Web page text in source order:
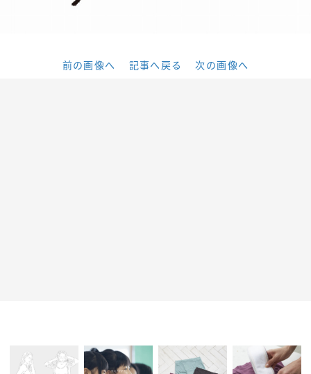
前の画像へ 記事へ戻る 次の画像へ